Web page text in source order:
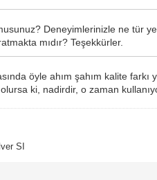
Deneyimlerinizle ne tür
mıdır? Teşekkürler.
öyle ahım şahım kalite
ki, nadirdir, o zaman
SI